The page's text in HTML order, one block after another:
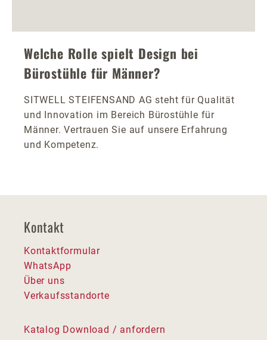
Welche Rolle spielt Design bei
Bürostühle für Männer?
SITWELL STEIFENSAND AG steht für Qualität
und Innovation im Bereich Bürostühle für
Männer. Vertrauen Sie auf unsere Erfahrung
und Kompetenz.
Kontakt
Kontaktformular
WhatsApp
Über uns
Verkaufsstandorte
Katalog Download / anfordern